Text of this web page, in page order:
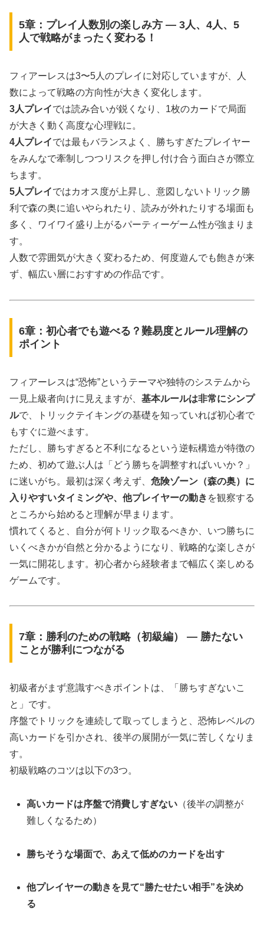
5章：プレイ人数別の楽しみ方 ― 3人、4人、5
人で戦略がまったく変わる！
フィアーレスは3〜5人のプレイに対応していますが、人
数によって戦略の方向性が大きく変化します。
3人プレイでは読み合いが鋭くなり、1枚のカードで局面
が大きく動く高度な心理戦に。
4人プレイでは最もバランスよく、勝ちすぎたプレイヤー
をみんなで牽制しつつリスクを押し付け合う面白さが際立
ちます。
5人プレイではカオス度が上昇し、意図しないトリック勝
利で森の奥に追いやられたり、読みが外れたりする場面も
多く、ワイワイ盛り上がるパーティーゲーム性が強まりま
す。
人数で雰囲気が大きく変わるため、何度遊んでも飽きが来
ず、幅広い層におすすめの作品です。
6章：初心者でも遊べる？難易度とルール理解の
ポイント
フィアーレスは“恐怖”というテーマや独特のシステムから
一見上級者向けに見えますが、 基本ルールは非常にシンプ
ルで、トリックテイキングの基礎を知っていれば初心者で
もすぐに遊べます。
ただし、勝ちすぎると不利になるという逆転構造が特徴の
ため、初めて遊ぶ人は「どう勝ちを調整すればいいか？」
に迷いがち。最初は深く考えず、 危険ゾーン（森の奥）に
入りやすいタイミングや、他プレイヤーの動き を観察する
ところから始めると理解が早まります。
慣れてくると、自分が何トリック取るべきか、いつ勝ちに
いくべきかが自然と分かるようになり、戦略的な楽しさが
一気に開花します。初心者から経験者まで幅広く楽しめる
ゲームです。
7章：勝利のための戦略（初級編） ― 勝たない
ことが勝利につながる
初級者がまず意識すべきポイントは、「勝ちすぎないこ
と」です。
序盤でトリックを連続して取ってしまうと、恐怖レベルの
高いカードを引かされ、後半の展開が一気に苦しくなりま
す。
初級戦略のコツは以下の3つ。
高いカードは序盤で消費しすぎない （後半の調整が
難しくなるため）
勝ちそうな場面で、あえて低めのカードを出す
他プレイヤーの動きを見て“勝たせたい相手”を決め
る